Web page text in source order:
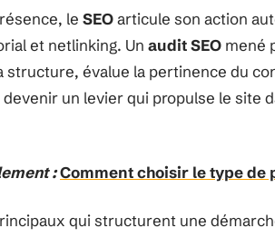
le SEOarticule son action
et netlinking. Un audit SEO mené
structure, évalue la pertinence du
devenir un levier qui propulse le site
:Comment choisir le type
qui structurent une